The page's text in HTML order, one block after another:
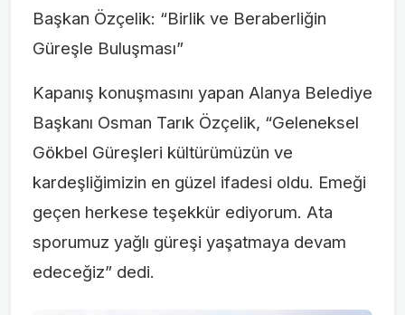
Başkan Özçelik: “Birlik ve Beraberliğin
Güreşle Buluşması”
Kapanış konuşmasını yapan Alanya Belediye
Başkanı Osman Tarık Özçelik, “Geleneksel
Gökbel Güreşleri kültürümüzün ve
kardeşliğimizin en güzel ifadesi oldu. Emeği
geçen herkese teşekkür ediyorum. Ata
sporumuz yağlı güreşi yaşatmaya devam
edeceğiz” dedi.